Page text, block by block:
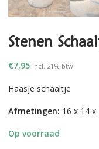
Stenen
€7,95 incl. 21% btw
Haasje schaaltje
Afmetingen: 16 x 14 x
Op voorraad